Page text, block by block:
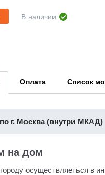
В наличии
Оплата Список
г. Москва (внутри МКАД)
на дом
осуществляеться в